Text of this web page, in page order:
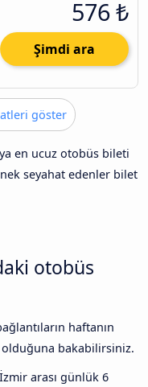
576 ₺
Şimdi ara
göster
en ucuz otobüs bileti
seyahat edenler bilet
otobüs
haftanın
olduğuna bakabilirsiniz.
arası günlük 6